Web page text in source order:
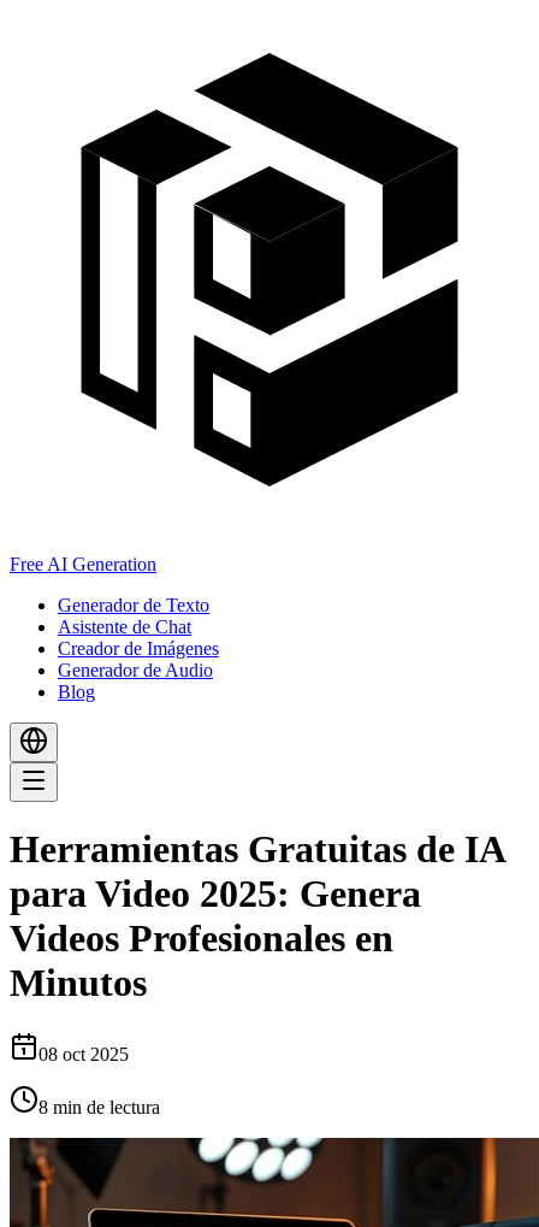
Free AI Generation
Generador de Texto
Asistente de Chat
Creador de Imágenes
Generador de Audio
Blog
Herramientas Gratuitas de IA
para Video 2025: Genera
Videos Profesionales en
Minutos
08 oct 2025
8 min de lectura